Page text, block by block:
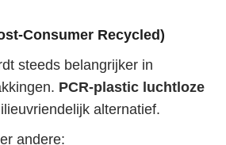
Consumer Recycled)
steeds belangrijker in
PCR-plastic luchtloze
alternatief.
andere: